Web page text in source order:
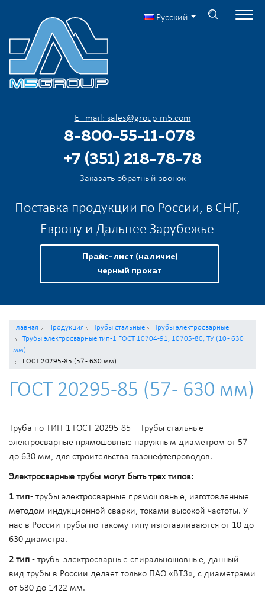
Русский
E - mail: sales@group-m5.com
8-800-55-11-078
+7 (351) 218-78-78
Заказать обратный звонок
Поставка продукции по России, в СНГ,
Европу и Дальнее Зарубежье
Прайс-лист (наличие)
черный прокат
Главная Продукция Трубы стальные
Трубы электросварные
Трубы электросварные тип-1 ГОСТ 10704-91, 10705-80, ТУ (10 - 630
мм)
ГОСТ 20295-85 (57 - 630 мм)
ГОСТ 20295-85 (57 - 630 мм)
Труба по ТИП-1 ГОСТ 20295-85 – Трубы стальные
электросварные прямошовные наружным диаметром от 57
до 630 мм, для строительства газонефтепроводов.
Электросварные трубы могут быть трех типов:
1 тип- трубы электросварные прямошовные, изготовленные
методом индукционной сварки, токами высокой частоты. У
нас в России трубы по такому типу изготавливаются от 10 до
630 диаметра.
2 тип - трубы электросварные спиральношовные, данный
вид трубы в России делает только ПАО «ВТЗ», с диаметрами
от 530 до 1422 мм.